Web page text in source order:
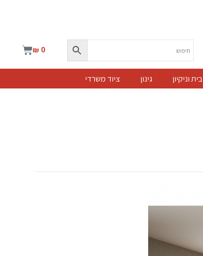
₪ 0
עגלת
בית וניקיון גינון ציוד משרדי